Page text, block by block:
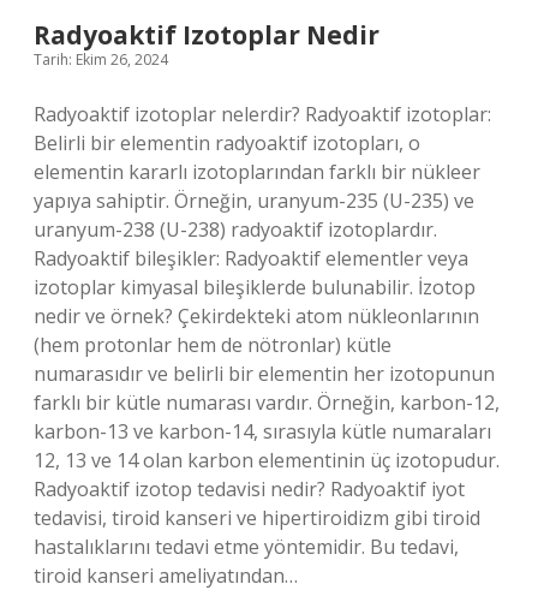
Radyoaktif Izotoplar Nedir
Tarih: Ekim 26, 2024
Radyoaktif izotoplar nelerdir? Radyoaktif izotoplar:
Belirli bir elementin radyoaktif izotopları, o
elementin kararlı izotoplarından farklı bir nükleer
yapıya sahiptir. Örneğin, uranyum-235 (U-235) ve
uranyum-238 (U-238) radyoaktif izotoplardır.
Radyoaktif bileşikler: Radyoaktif elementler veya
izotoplar kimyasal bileşiklerde bulunabilir. İzotop
nedir ve örnek? Çekirdekteki atom nükleonlarının
(hem protonlar hem de nötronlar) kütle
numarasıdır ve belirli bir elementin her izotopunun
farklı bir kütle numarası vardır. Örneğin, karbon-12,
karbon-13 ve karbon-14, sırasıyla kütle numaraları
12, 13 ve 14 olan karbon elementinin üç izotopudur.
Radyoaktif izotop tedavisi nedir? Radyoaktif iyot
tedavisi, tiroid kanseri ve hipertiroidizm gibi tiroid
hastalıklarını tedavi etme yöntemidir. Bu tedavi,
tiroid kanseri ameliyatından…